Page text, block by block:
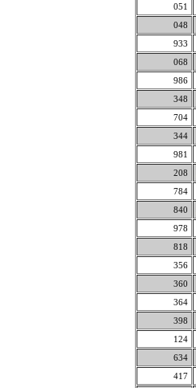
051
048
933
068
986
348
704
344
981
208
784
840
978
818
356
360
364
398
124
634
417